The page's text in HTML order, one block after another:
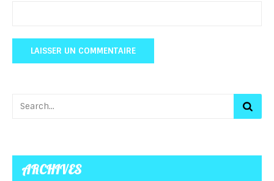
ARCHIVES